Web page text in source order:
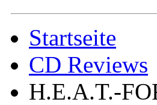
Startseite
CD Reviews
H.E.A.T.-